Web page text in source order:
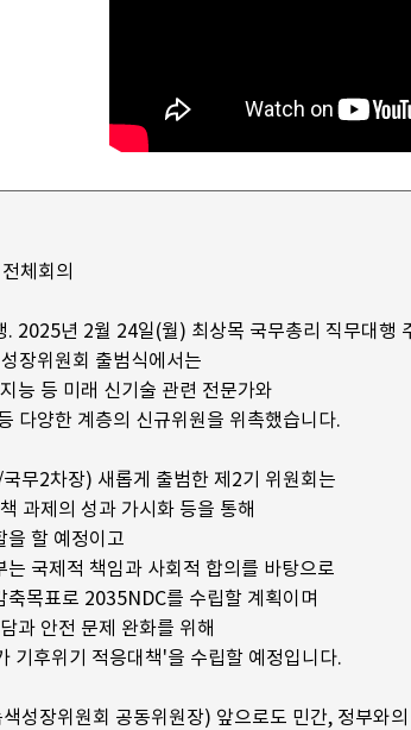
체회의
. 2025년 2월 24일(월) 최상목 국무총리 직무대행
장위원회 출범식에서는
능 등 미래 신기술 관련 전문가와
다양한 계층의 신규위원을 위촉했습니다.
무2차장) 새롭게 출범한 제2기 위원회는
과제의 성과 가시화 등을 통해
을 할 예정이고
국제적 책임과 사회적 합의를 바탕으로
축목표로 2035NDC를 수립할 계획이며
과 안전 문제 완화를 위해
기후위기 적응대책'을 수립할 예정입니다.
성장위원회 공동위원장) 앞으로도 민간, 정부와